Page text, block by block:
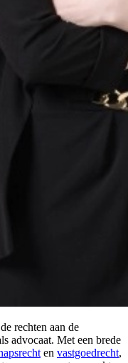
rechten aan de
advocaat. Met een brede
en vastgoedrecht,